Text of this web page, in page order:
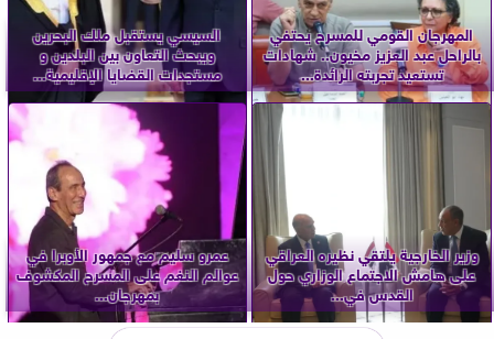
المهرجان القومي للمسرح يحتفي
بالراحل عبد العزيز مخيون.. شهادات
تستعيد تجربته الرائدة...
السيسي يستقبل ملك البحرين
ويبحث التعاون بين البلدين و
مستجدات القضايا الإقليمية...
وزير الخارجية يلتقي نظيره العراقي
على هامش الاجتماع الوزاري حول
القدس في...
عمرو سليم مع جمهور الأوبرا في
عوالم النغم على المسرح المكشوف
بمهرجان...